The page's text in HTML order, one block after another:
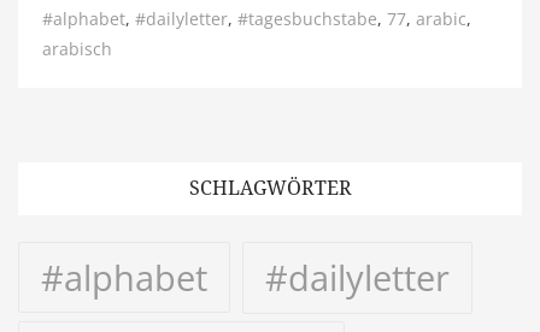
#alphabet, #dailyletter, #tagesbuchstabe, 77, arabic,
arabisch
SCHLAGWÖRTER
#alphabet
#dailyletter